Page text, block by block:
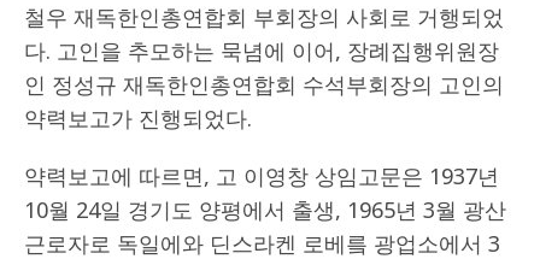
철우 재독한인총연합회 부회장의 사회로 거행되었
다. 고인을 추모하는 묵념에 이어, 장례집행위원장
인 정성규 재독한인총연합회 수석부회장의 고인의
약력보고가 진행되었다.
약력보고에 따르면, 고 이영창 상임고문은 1937년
10월 24일 경기도 양평에서 출생, 1965년 3월 광산
근로자로 독일에와 딘스라켄 로베릌 광업소에서 3